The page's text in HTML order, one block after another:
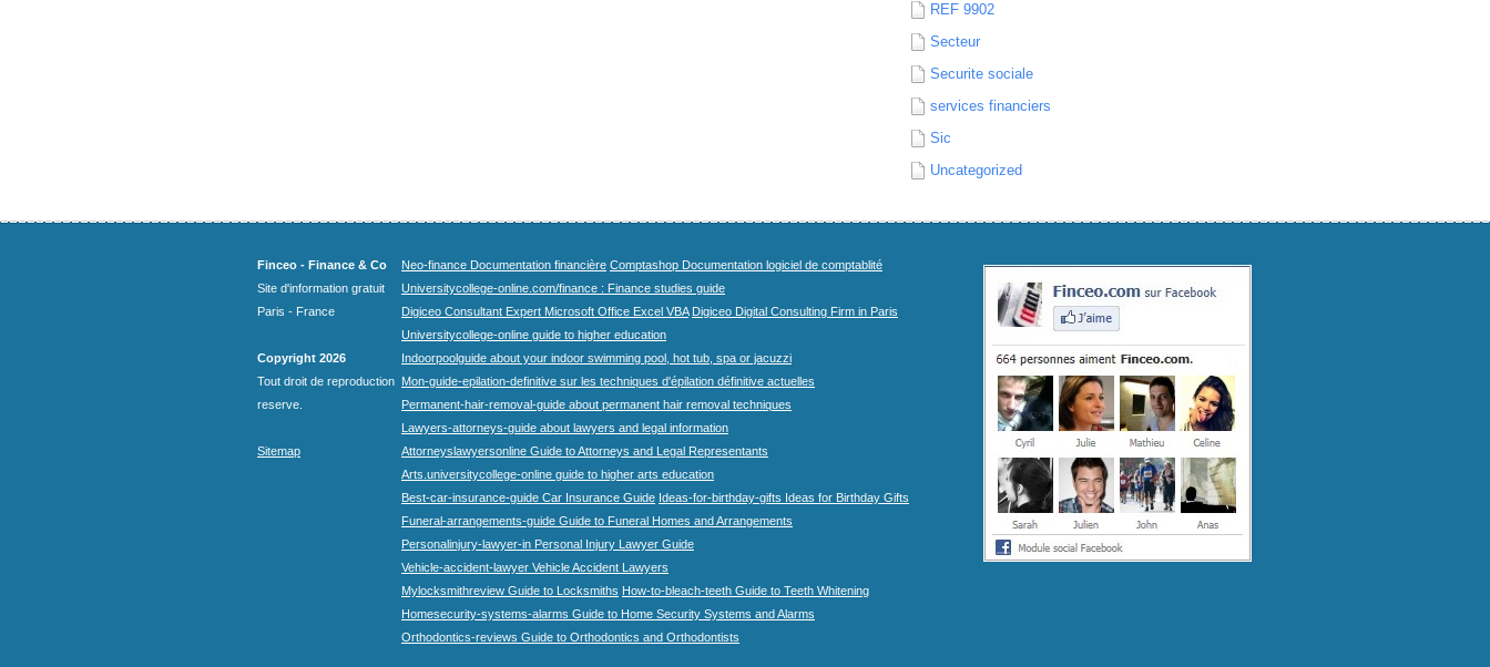
REF 9902
Secteur
Securite sociale
services financiers
Sic
Uncategorized
Finceo - Finance & Co
Site d'information gratuit
Paris - France
Copyright 2026
Tout droit de reproduction
reserve.
Sitemap
Neo-finance Documentation financière Comptashop Documentation logiciel de comptablité
Universitycollege-online.com/finance : Finance studies guide
Digiceo Consultant Expert Microsoft Office Excel VBA Digiceo Digital Consulting Firm in Paris
Universitycollege-online guide to higher education
Indoorpoolguide about your indoor swimming pool, hot tub, spa or jacuzzi
Mon-guide-epilation-definitive sur les techniques d'épilation définitive actuelles
Permanent-hair-removal-guide about permanent hair removal techniques
Lawyers-attorneys-guide about lawyers and legal information
Attorneyslawyersonline Guide to Attorneys and Legal Representants
Arts.universitycollege-online guide to higher arts education
Best-car-insurance-guide Car Insurance Guide Ideas-for-birthday-gifts Ideas for Birthday Gifts
Funeral-arrangements-guide Guide to Funeral Homes and Arrangements
Personalinjury-lawyer-in Personal Injury Lawyer Guide
Vehicle-accident-lawyer Vehicle Accident Lawyers
Mylocksmithreview Guide to Locksmiths How-to-bleach-teeth Guide to Teeth Whitening
Homesecurity-systems-alarms Guide to Home Security Systems and Alarms
Orthodontics-reviews Guide to Orthodontics and Orthodontists